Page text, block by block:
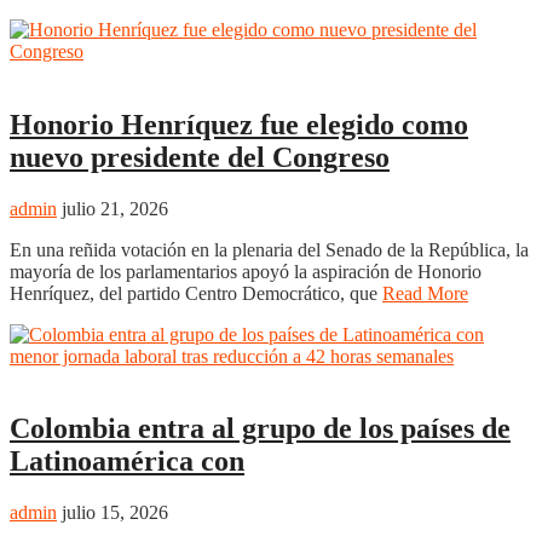
Honorio Henríquez fue elegido como
nuevo presidente del Congreso
admin julio 21, 2026
En una reñida votación en la plenaria del Senado de la República, la
mayoría de los parlamentarios apoyó la aspiración de Honorio
Henríquez, del partido Centro Democrático, que Read More
Colombia entra al grupo de los países de
Latinoamérica con
admin julio 15, 2026